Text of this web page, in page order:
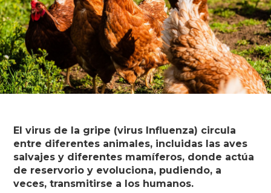
El virus de la gripe (virus Influenza) circula
entre diferentes animales, incluidas las aves
salvajes y diferentes mamíferos, donde actúa
de reservorio y evoluciona, pudiendo, a
veces, transmitirse a los humanos.